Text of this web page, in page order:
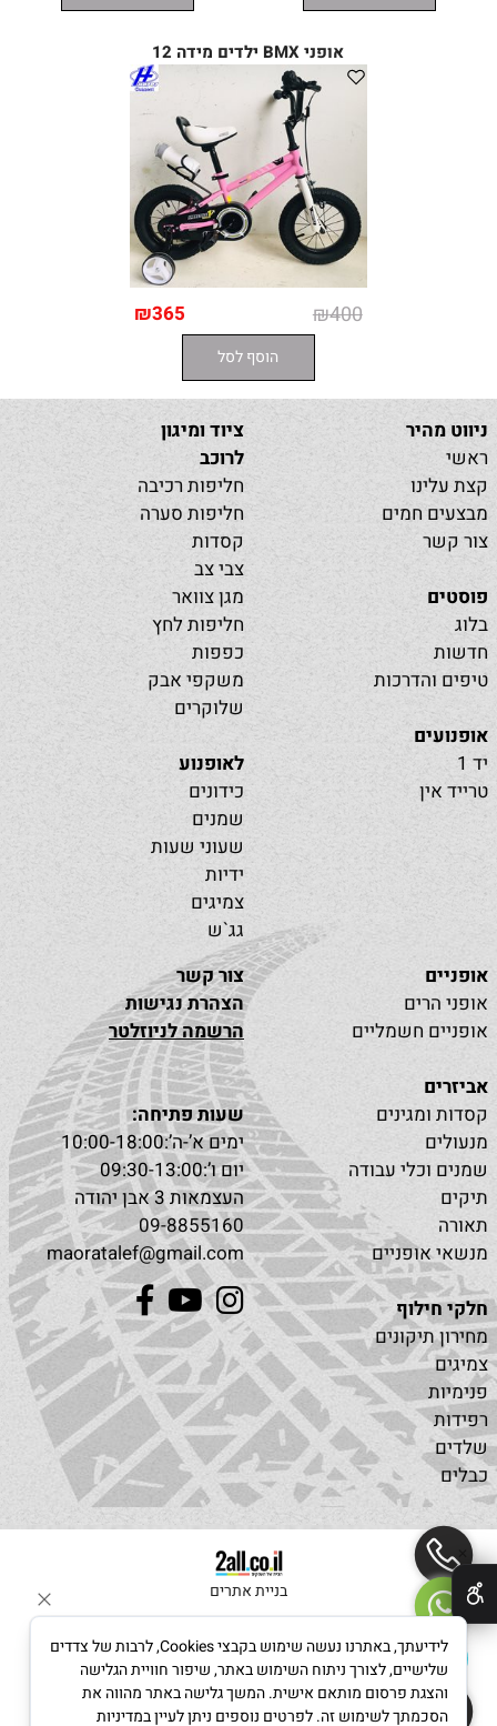
אופני BMX ילדים מידה 12
₪400
₪365
הוסף לסל
ניווט מהיר
ראשי
קצת עלינו
מבצעים חמים
צור קשר
פוסטים
בלוג
חדשות
טיפים והדרכות
אופנועים
יד 1
טרייד אין
ציוד ומיגון
לרוכב
חליפות רכיבה
חליפות סערה
קסדות
צבי צב
מגן צוואר
חליפות לחץ
כפפות
משקפי אבק
שלוקרים
לאופנוע
כידונים
שמנים
שעוני שעות
ידיות
צמיגים
גג`ש
אופניים
אופני הרים
אופניים חשמליים
אביזרים
קסדות ומגינים
מנעולים
שמנים וכלי עבודה
תיקים
תאורה
מנשאי אופניים
חלקי חילוף
מחירון תיקונים
צמיגים
פנימיות
רפידות
שלדים
כבלים
צור קשר
הצהרת נגישות
הרשמה לניוזלטר
שעות פתיחה:
ימים א’-ה’:10:00-18:00
יום ו’:09:30-13:00
העצמאות 3 אבן יהודה
09-8855160
maoratalef@gmail.com
בניית אתרים
לידיעתך, באתרנו נעשה שימוש בקבצי Cookies, לרבות של צדדים
שלישיים, לצורך ניתוח השימוש באתר, שיפור חוויית הגלישה
והצגת פרסום מותאם אישית. המשך גלישה באתר מהווה את
הסכמתך לשימוש זה. לפרטים נוספים ניתן לעיין במדיניות